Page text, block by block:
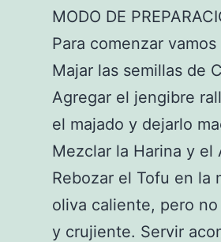
MODO DE
Para comenzar
Majar las semillas de
Agregar el jengibre
el majado y dejarlo
Mezclar la Harina y
Rebozar el Tofu en la
oliva caliente, pero
y crujiente. Servir